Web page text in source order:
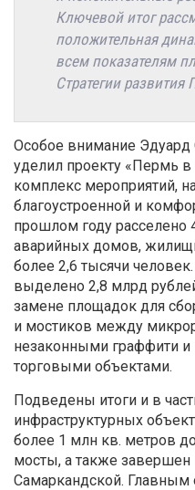
Ключевой итог
положительная
всем показателям
Стратегии развития
Особое внимание
уделил проекту «Пермь
комплекс мероприятий,
благоустроенной и
прошлом году расселено
аварийных домов,
более 2,6 тысячи
выделено 2,8 млрд
замене площадок для
и мостиков между
незаконными граффити
торговыми объектами.
Подведены итоги и в
инфраструктурных
более 1 млн кв. метров
мосты, а также
Самаркандской. Главным